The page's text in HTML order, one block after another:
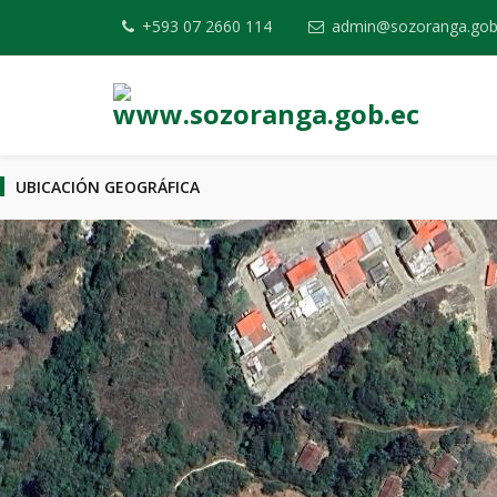
+593 07 2660 114
UBICACIÓN GEOGRÁFICA